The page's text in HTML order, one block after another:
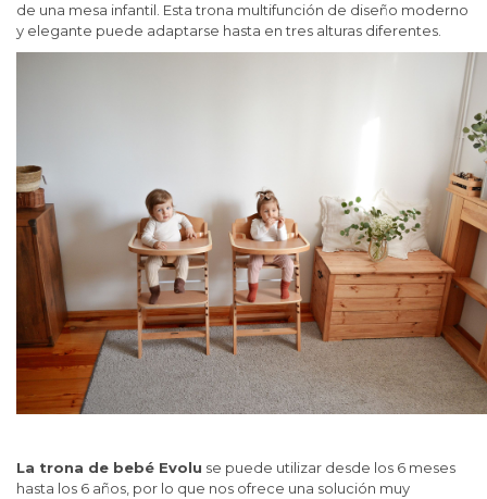
de una mesa infantil. Esta trona multifunción de diseño moderno
y elegante puede adaptarse hasta en tres alturas diferentes.
La trona de bebé Evolu se puede utilizar desde los 6 meses
hasta los 6 años, por lo que nos ofrece una solución muy